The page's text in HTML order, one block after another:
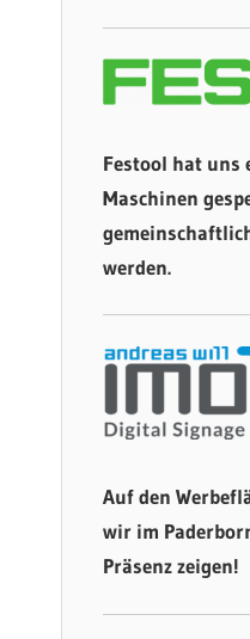
Festool hat
Maschinen
werden.
Auf den
wir im
Präsenz zeigen!